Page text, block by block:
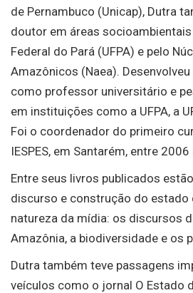
de Pernambuco (Unicap), Dutra
doutor em áreas
Federal do Pará (UFPA) e pelo
Amazônicos (Naea).
como professor universitário e
em instituições como a UFPA, a
Foi o coordenador do primeiro
IESPES, em Santarém, entre
Entre seus livros publicados
discurso e construção do estado
natureza da mídia: os discursos
Amazônia, a biodiversidade e os
Dutra também teve passagens
veículos como o jornal O Estado